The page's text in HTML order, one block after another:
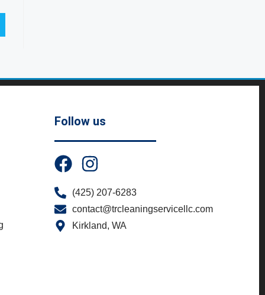
Follow us
(425) 207-6283
contact@trcleaningservicellc.com
Kirkland, WA